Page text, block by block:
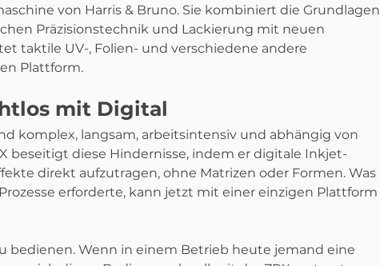
von Harris & Bruno. Sie kombiniert die Grundlagen
Präzisionstechnik und Lackierung mit neuen
taktile UV-, Folien- und verschiedene andere
Plattform.
mit Digital
komplex, langsam, arbeitsintensiv und abhängig von
beseitigt diese Hindernisse, indem er digitale Inkjet-
direkt aufzutragen, ohne Matrizen oder Formen. Was
erforderte, kann jetzt mit einer einzigen Plattform
bedienen. Wenn in einem Betrieb heute jemand eine